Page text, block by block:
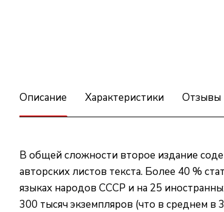
Описание Характеристики Отзывы
В общей сложности второе издание
авторских листов текста. Более 40 %
языках народов СССР и на 25
300 тысяч экземпляров (что в среднем в